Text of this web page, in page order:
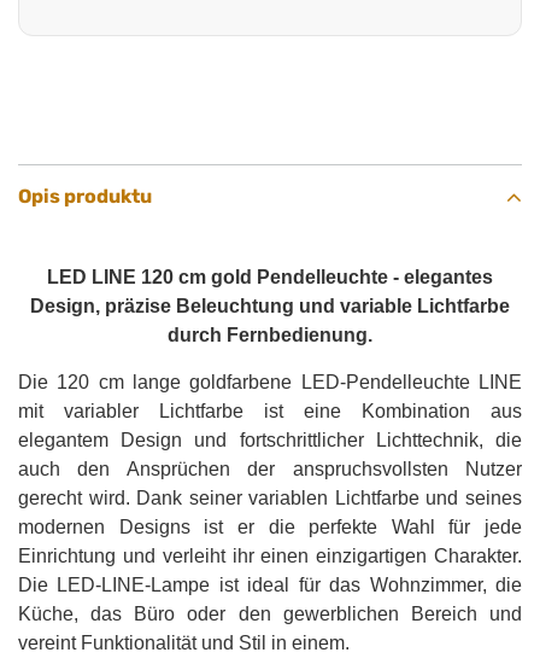
Opis produktu
LED LINE 120 cm gold Pendelleuchte - elegantes
Design, präzise Beleuchtung und variable Lichtfarbe
durch Fernbedienung.
Die 120 cm lange goldfarbene LED-Pendelleuchte LINE
mit variabler Lichtfarbe ist eine Kombination aus
elegantem Design und fortschrittlicher Lichttechnik, die
auch den Ansprüchen der anspruchsvollsten Nutzer
gerecht wird. Dank seiner variablen Lichtfarbe und seines
modernen Designs ist er die perfekte Wahl für jede
Einrichtung und verleiht ihr einen einzigartigen Charakter.
Die LED-LINE-Lampe ist ideal für das Wohnzimmer, die
Küche, das Büro oder den gewerblichen Bereich und
vereint Funktionalität und Stil in einem.